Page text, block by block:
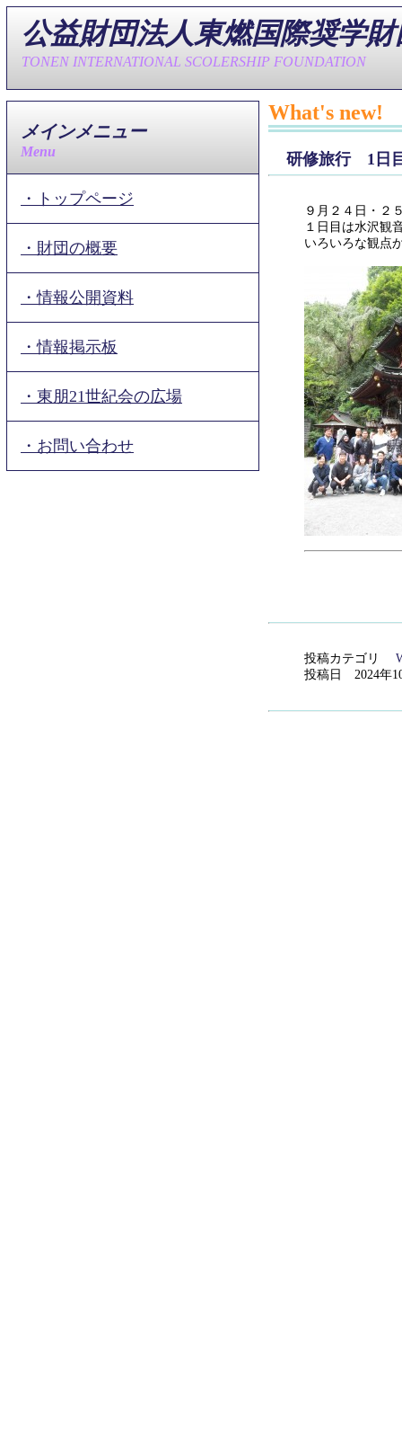
公益財団法人東燃国際奨学財
TONEN INTERNATIONAL SCOLERSHIP FOUNDATION
メインメニュー
Menu
・トップページ
・財団の概要
・情報公開資料
・情報掲示板
・東朋21世紀会の広場
・お問い合わせ
What's new!
研修旅行 1日
９月２４日・２
１日目は水沢観
いろいろな観点
投稿カテゴリ
投稿日 2024年